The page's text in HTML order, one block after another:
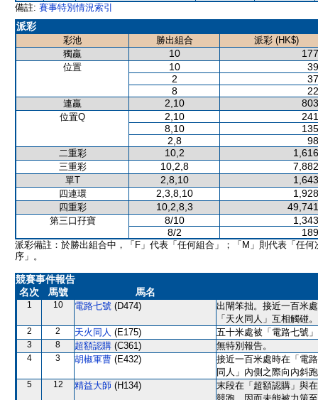
備註: 賽事特別情況索引
派彩
彩池 勝出組合
派彩 (HK$)
獨贏
10
位置 10
2
8
連贏 2,10
位置Q 2,10
8,10
2,8
二重彩 10,2
三重彩 10,2,8
單T 2,8,10
四連環 2,3,8,10
四重彩 10,2,8,3
第三口孖寶 8/10
8/2
派彩備註：於勝出組合中，「F」代表「任何組合」；「M」則代表「任何
序」。
競賽事件報告
名次
馬號 馬名
1 10 電路七號 (D474)
出閘笨拙。接近一百米
「天火同人」互相觸碰
2 2 天火同人 (E175) 五十米處被「電路七號
3 8 超額認購 (C361) 無特別報告。
4 3 胡椒軍曹 (E432)
接近一百米處時在「電
同人」內側之際向內斜
5 12 精益大師 (H134)
末段在「超額認購」與